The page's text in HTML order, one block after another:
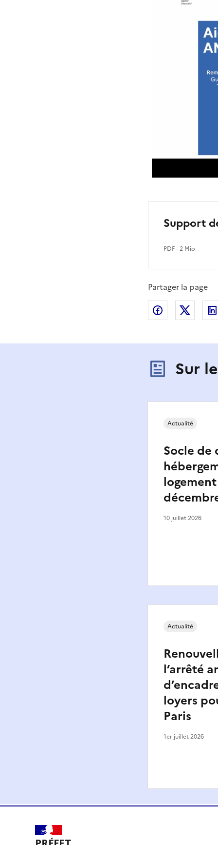
Support
PDF- 2 Mio
Partager la page
Partager sur
Sur
Socle de
Actualité
10 juillet 2026
l’arrêté
loyers
Paris
Actualité
1er juillet 2026